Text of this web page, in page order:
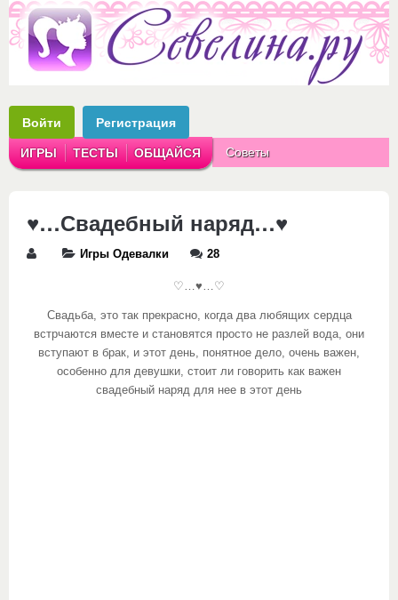
Войти Регистрация
ИГРЫ ТЕСТЫ ОБЩАЙСЯ Советы
♥…Свадебный наряд…♥
Игры Одевалки 28
♡…♥…♡
Свадьба, это так прекрасно, когда два любящих сердца
встрчаются вместе и становятся просто не разлей вода, они
вступают в брак, и этот день, понятное дело, очень важен,
особенно для девушки, стоит ли говорить как важен
свадебный наряд для нее в этот день